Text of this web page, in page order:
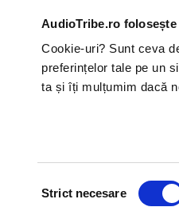
AudioTribe.ro
Cookie-uri? Sunt ceva
preferințelor tale pe un
ta și îți mulțumim dacă
Strict necesare
©2026 Nemo EPG